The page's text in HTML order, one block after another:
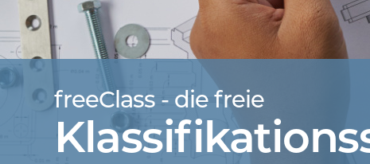
freeClass - die freie